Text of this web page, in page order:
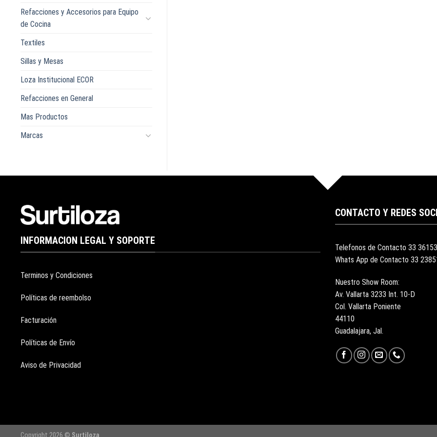
Refacciones y Accesorios para Equipo
de Cocina
Textiles
Sillas y Mesas
Loza Institucional ECOR
Refacciones en General
Mas Productos
Marcas
INFORMACION LEGAL Y SOPORTE
Terminos y Condiciones
Políticas de reembolso
Facturación
Políticas de Envío
Aviso de Privacidad
CONTACTO Y REDES
Telefonos de Contacto 33
Whats App de Contacto 33
Nuestro Show Room:
Av. Vallarta 3233 Int. 10-D
Col. Vallarta Poniente
44110
Guadalajara, Jal.